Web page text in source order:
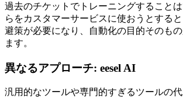
過去のチケットでトレーニングすること
らをカスタマーサービスに使おうとする
避策が必要になり、自動化の目的そのも
ます。
異なるアプローチ: eesel AI
汎用的なツールや専門的すぎるツールの代